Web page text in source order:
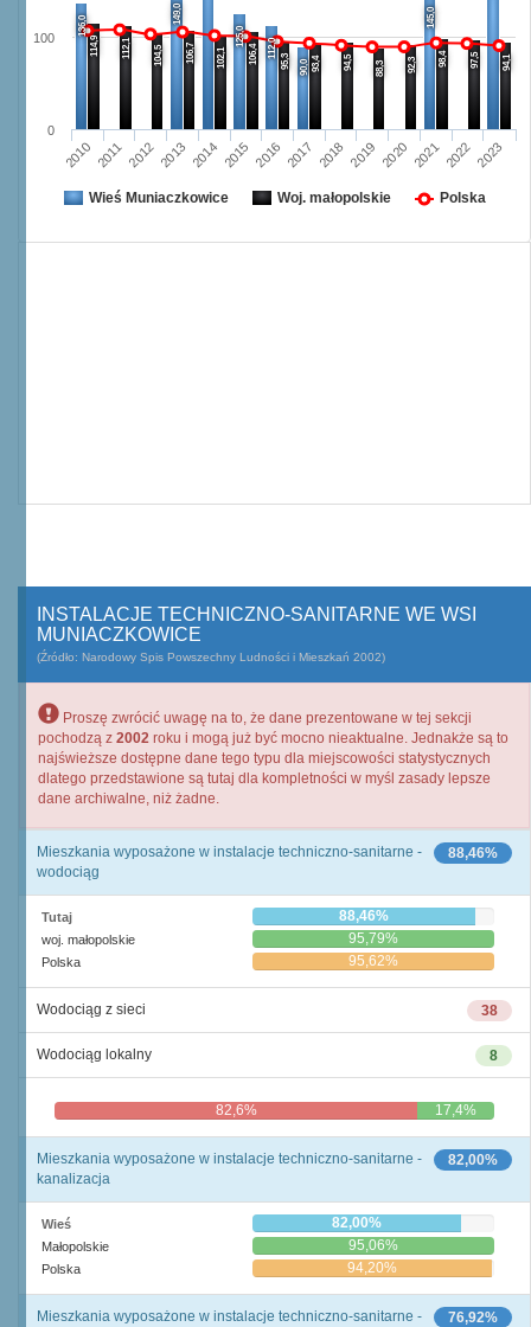
136,0
149,0
125,0
112,0
90,0
145,0
114,9 112,1 104,5 106,7 102,1 106,4 95,3 93,4 94,5 88,3 92,3 98,4 97,5 94,1
2010 2011 2012 2013 2014 2015 2016 2017 2018 2019 2020 2021 2022 2023
0
100
Wieś Muniaczkowice Woj. małopolskie Polska
INSTALACJE TECHNICZNO-SANITARNE WE WSI
MUNIACZKOWICE
(Źródło: Narodowy Spis Powszechny Ludności i Mieszkań 2002)
Proszę zwrócić uwagę na to, że dane prezentowane w tej sekcji
pochodzą z 2002 roku i mogą już być mocno nieaktualne. Jednakże są to
najświeższe dostępne dane tego typu dla miejscowości statystycznych
dlatego przedstawione są tutaj dla kompletności w myśl zasady lepsze
dane archiwalne, niż żadne.
88,46%
Mieszkania wyposażone w instalacje techniczno-sanitarne -
wodociąg
Tutaj 88,46%
woj. małopolskie 95,79%
Polska 95,62%
38
Wodociąg z sieci
8
Wodociąg lokalny
82,6% 17,4%
82,00%
Mieszkania wyposażone w instalacje techniczno-sanitarne -
kanalizacja
Wieś 82,00%
Małopolskie 95,06%
Polska 94,20%
76,92%
Mieszkania wyposażone w instalacje techniczno-sanitarne -